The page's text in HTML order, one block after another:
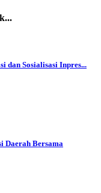
dan Sosialisasi Inpres...
Daerah Bersama